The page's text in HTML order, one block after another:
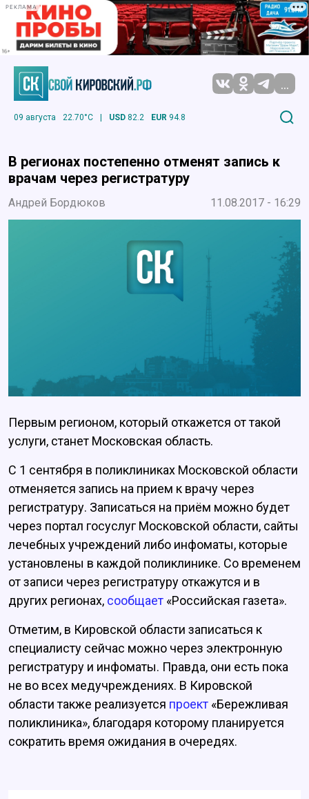
РЕКЛАМА
...
09 августа 22.70°C | USD 82.2 EUR 94.8
В регионах постепенно отменят запись к
врачам через регистратуру
Андрей Бордюков 11.08.2017 - 16:29
Первым регионом, который откажется от такой
услуги, станет Московская область.
С 1 сентября в поликлиниках Московской области
отменяется запись на прием к врачу через
регистратуру. Записаться на приём можно будет
через портал госуслуг Московской области, сайты
лечебных учреждений либо инфоматы, которые
установлены в каждой поликлинике. Со временем
от записи через регистратуру откажутся и в
других регионах, сообщает «Российская газета».
Отметим, в Кировской области записаться к
специалисту сейчас можно через электронную
регистратуру и инфоматы. Правда, они есть пока
не во всех медучреждениях. В Кировской
области также реализуется проект «Бережливая
поликлиника», благодаря которому планируется
сократить время ожидания в очередях.